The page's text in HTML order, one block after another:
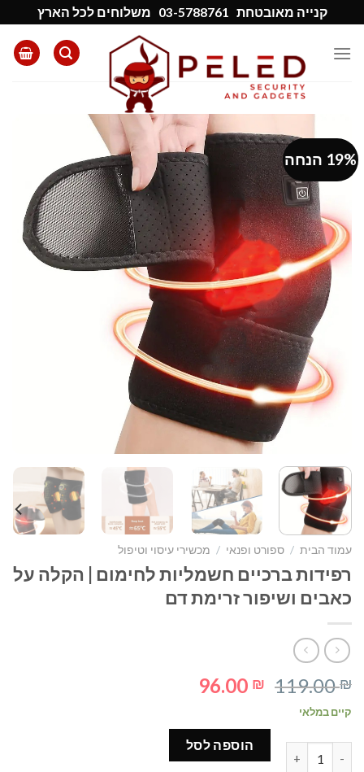
to
content
קנייה מאובטחת 03-5788761 משלוחים לכל הארץ
19% הנחה
עמוד הבית / ספורט ופנאי / מכשירי עיסוי וטיפול
רפידות ברכיים חשמליות לחימום | הקלה על
כאבים ושיפור זרימת דם
119.00₪
המחיר
היה:
119.00 ₪.
96.00 ₪
הוא:
96.00 ₪.
קיים במלאי
כמות של רפידות ברכיים חשמליות לחימום | הקלה על כאבים ושיפור
הוספה לסל